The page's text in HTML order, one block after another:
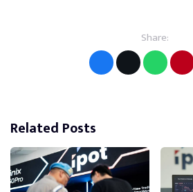
Share:
Related Posts